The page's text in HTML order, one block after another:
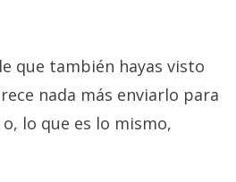
que también hayas visto
nada más enviarlo para
lo que es lo mismo,